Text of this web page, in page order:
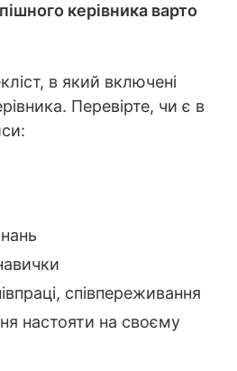
керівника варто
в який включені
Перевірте, чи є в
співпереживання
настояти на своєму